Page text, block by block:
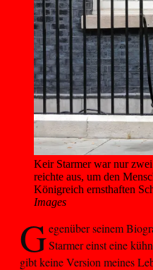
Keir Starmer war nur
reichte aus, um den
Königreich ernsthaften
Images
Gegenüber seinem
Starmer einst eine
gibt keine Version meines